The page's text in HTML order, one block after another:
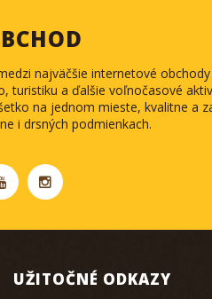
najväčšie internetové
turistiku a ďalšie voľnočasové
na jednom mieste, kvalitne a
i drsných podmienkach.
UŽITOČNÉ ODKAZY